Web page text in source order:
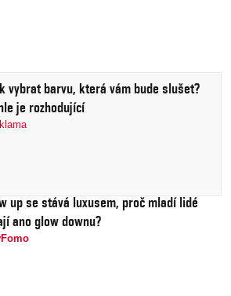
vybrat barvu, která vám bude slušet?
je rozhodující
up se stává luxusem, proč mladí lidé
ano glow downu?